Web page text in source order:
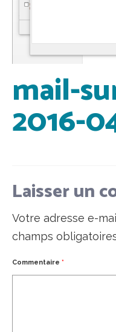
mail-
2016-
Laisser un
Votre adresse e-
champs
Commentaire *